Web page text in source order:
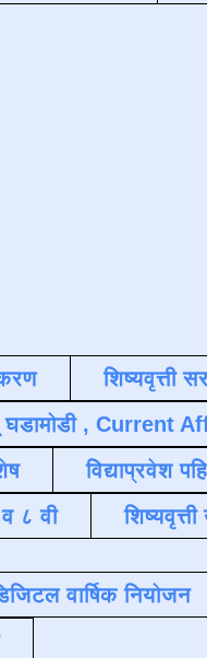
शिष्यवृत्ती
घडामोडी , Current
विद्याप्रवेश
व ८ वी
वार्षिक नियोजन